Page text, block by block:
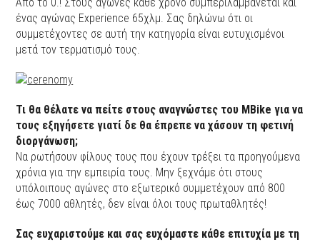
ένας αγώνας Experience 65χλμ. Σας δηλώνω ότι οι
συμμετέχοντες σε αυτή την κατηγορία είναι ευτυχισμένοι
μετά τον τερματισμό τους.
Τι θα θέλατε να πείτε στους αναγνώστες του MBike για να
τους εξηγήσετε γιατί δε θα έπρεπε να χάσουν τη φετινή
διοργάνωση;
Να ρωτήσουν φίλους τους που έχουν τρέξει τα προηγούμενα
χρόνια για την εμπειρία τους. Μην ξεχνάμε ότι στους
υπόλοιπους αγώνες στο εξωτερικό συμμετέχουν από 800
έως 7000 αθλητές, δεν είναι όλοι τους πρωταθλητές!
Σας ευχαριστούμε και σας ευχόμαστε κάθε επιτυχία με τη